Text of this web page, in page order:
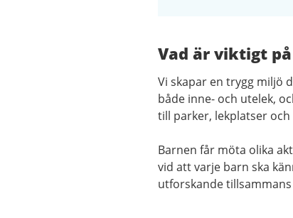
Vad är viktigt
Vi skapar en trygg miljö
både inne- och utelek,
till parker, lekplatser
Barnen får möta olika
vid att varje barn ska
utforskande